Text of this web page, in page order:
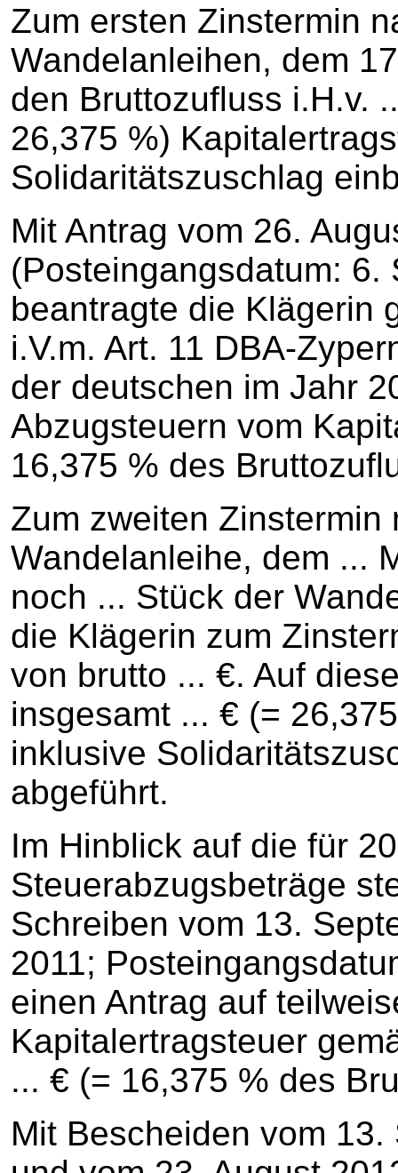
Zum ersten Zinstermin
Wandelanleihen, dem
den Bruttozufluss i.H.v.
26,375 %)
Solidaritätszuschlag
Mit Antrag vom 26.
(Posteingangsdatum: 6.
beantragte die Klägerin
i.V.m. Art. 11 DBA-
der deutschen im Jahr
Abzugsteuern vom
16,375 % des
Zum zweiten
Wandelanleihe, dem ...
noch ... Stück der
die Klägerin zum
von brutto ... €. Auf
insgesamt ... € (=
inklusive
abgeführt.
Im Hinblick auf die für
Steuerabzugsbeträge
Schreiben vom 13.
2011;
einen Antrag auf
Kapitalertragsteuer
... € (= 16,375 % des
Mit Bescheiden vom